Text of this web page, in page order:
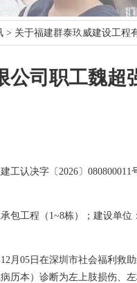
> 关于福建群泰玖威建设工程
公司职工魏
工认决字〔2026〕
包工程（1~8栋）；建设单
月05日在深圳市社会福利救
历本）诊断为左上肢损伤、